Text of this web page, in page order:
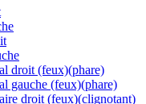
droit (feux)(phare)
gauche (feux)(phare)
droit (feux)(clignotant)